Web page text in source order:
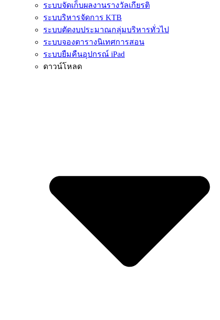
ระบบจัดเก็บผลงานรางวัลเกียรติ
ระบบริหารจัดการ KTB
ระบบตัดงบประมาณกลุ่มบริหารทั่วไป
ระบบจองตารางนิเทศการสอน
ระบบยืมคืนอุปกรณ์ iPad
ดาวน์โหลด